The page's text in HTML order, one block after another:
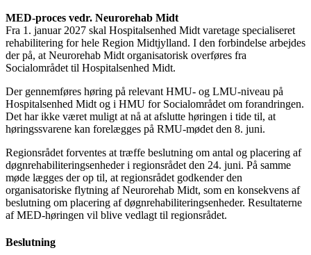
MED-proces vedr. Neurorehab Midt
Fra 1. januar 2027 skal Hospitalsenhed Midt varetage specialiseret
rehabilitering for hele Region Midtjylland. I den forbindelse arbejdes
der på, at Neurorehab Midt organisatorisk overføres fra
Socialområdet til Hospitalsenhed Midt.
Der gennemføres høring på relevant HMU- og LMU-niveau på
Hospitalsenhed Midt og i HMU for Socialområdet om forandringen.
Det har ikke været muligt at nå at afslutte høringen i tide til, at
høringssvarene kan forelægges på RMU-mødet den 8. juni.
Regionsrådet forventes at træffe beslutning om antal og placering af
døgnrehabiliteringsenheder i regionsrådet den 24. juni. På samme
møde lægges der op til, at regionsrådet godkender den
organisatoriske flytning af Neurorehab Midt, som en konsekvens af
beslutning om placering af døgnrehabiliteringsenheder. Resultaterne
af MED-høringen vil blive vedlagt til regionsrådet.
Beslutning